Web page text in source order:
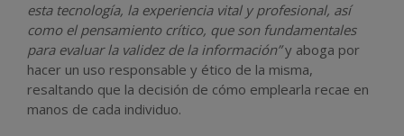
esta tecnología, la experiencia vital y profesional, así
como el pensamiento crítico, que son fundamentales
para evaluar la validez de la información”y aboga por
hacer un uso responsable y ético de la misma,
resaltando que la decisión de cómo emplearla recae en
manos de cada individuo.